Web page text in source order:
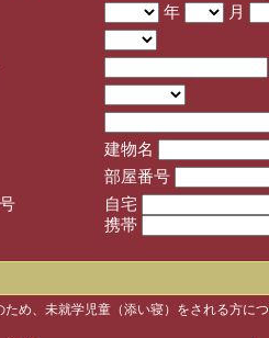
年
月
建物名
部屋番号
自宅
携帯
め、未就学児童（添い寝）をされる方に